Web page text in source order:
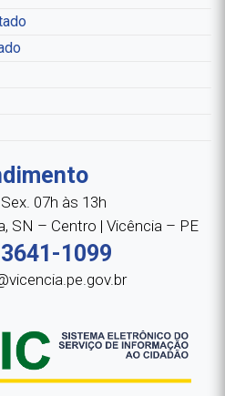
07h às 13h
SN – Centro | Vicência – PE
1099